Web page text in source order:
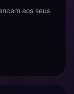
aos seus